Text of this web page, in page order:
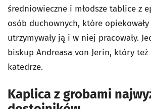
średniowieczne i młodsze tablice z
osób duchownych, które
utrzymywały ją i w niej pracowały.
biskup Andreasa von Jerin, który
katedrze.
Kaplica z grobami